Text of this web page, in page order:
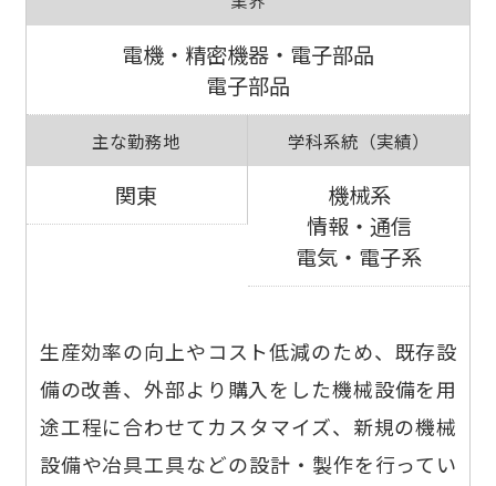
電機・精密機器・電子部品
電子部品
主な勤務地
関東
学科系統（実績）
機械系
情報・通信
電気・電子系
生産効率の向上やコスト低減のため、既存設
備の改善、外部より購入をした機械設備を用
途工程に合わせてカスタマイズ、新規の機械
設備や冶具工具などの設計・製作を行ってい